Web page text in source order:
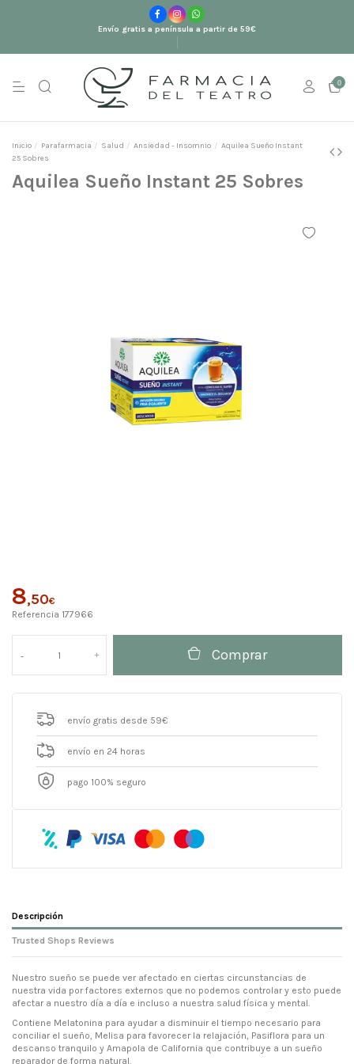
Envío gratis a península a partir de 59€
0
Inicio Parafarmacia Salud Ansiedad - Insomnio
Aquilea Sueño Instant
25 Sobres
Aquilea Sueño Instant 25 Sobres
8,50€
Referencia 177966
Comprar
envío gratis desde 59€
envío en 24 horas
pago 100% seguro
Descripción
Trusted Shops Reviews
Nuestro sueño se puede ver afectado en ciertas circunstancias de
nuestra vida por factores externos que no podemos controlar y esto puede
afectar a nuestro día a día e incluso a nuestra salud física y mental.
Contiene Melatonina para ayudar a disminuir el tiempo necesario para
conciliar el sueño, Melisa para favorecer la relajación, Pasiflora para un
descanso tranquilo y Amapola de California que contribuye a un sueño
reparador de forma natural.